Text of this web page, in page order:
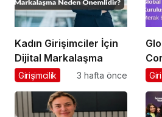
Kadın Girişimciler İçin
Dijital Markalaşma
Girişimcilik 3 hafta önce